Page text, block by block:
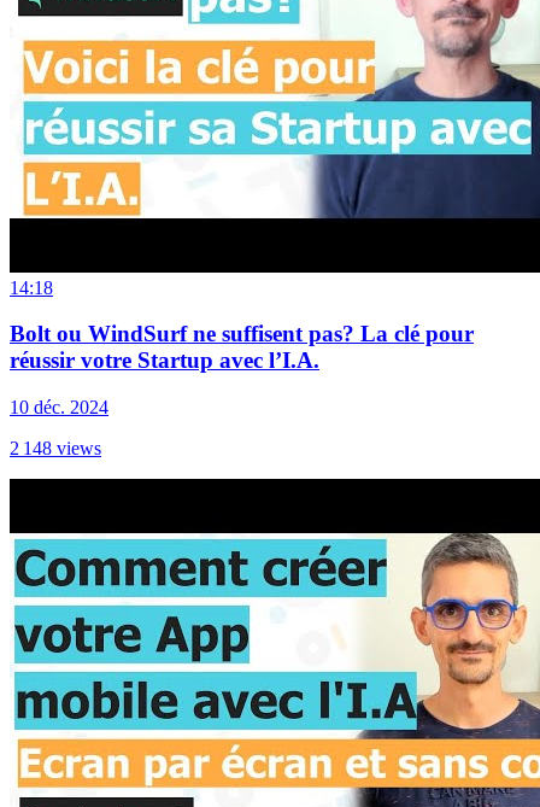
14:18
Bolt ou WindSurf ne suffisent pas? La clé pour
réussir votre Startup avec l’I.A.
10 déc. 2024
2 148 views